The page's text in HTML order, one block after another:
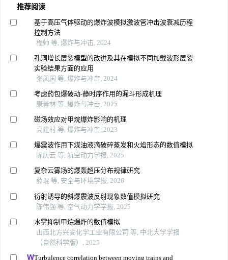
推荐阅读
基于高压气体驱动的爆炸波模拟激波管冲击波衰减历程
控制方法
程帅 等, 爆炸与冲击, 2024
孔洞增长层裂模型的改进及其在模拟不同加载波形层裂
实验结果方面的应用
张凤国 等, 爆炸与冲击, 2024
考虑药包爆破动-静时序作用的漏斗形成机理
康普林 等, 爆炸与冲击, 2025
磁场效应对甲烷爆炸影响的机理
高建村 等, 爆炸与冲击, 2023
爆震波作用下煤油液滴破碎蒸发和火焰形态的数值模拟
陈庆云 等, 航空动力学报, 2025
复杂云雾场的爆轰超压分布规律研究
薛琨 等, 安全与环境学报, 2026
衍射诱导的斜爆震波反射现象数值模拟研究
陈伟强 等, 空气动力学学报, 2025
水雾抑制甲烷爆炸的数值模拟
山西北方兴安化学工业有限公司 等, 中北大学学报
（自然科学版）, 2025
Turbulence correlation between moving trains and